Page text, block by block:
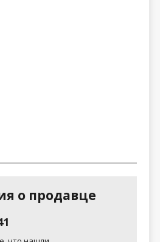
о продавце